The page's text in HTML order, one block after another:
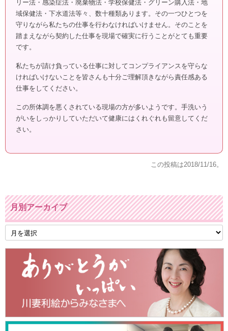
リー法・感染症法・廃棄物法・学校保健法・グリーン購入法・地
域保健法・下水道法等々、数十種類あります。その一つひとつを
守りながら私たちの仕事を行わなければいけません。そのことを
踏まえながら契約した仕事を現場で確実に行うことがとても重要
です。
私たちが請け負っている仕事に対してコンプライアンスを守らな
ければいけないことを皆さんも十分ご理解頂きながら責任感ある
仕事をしてください。
この所体調を悪くされている現場の方が多いようです。手洗いう
がいをしっかりしていただいて健康にはくれぐれも留意してくだ
さい。
この投稿は2018/11/16。
月別アーカイブ